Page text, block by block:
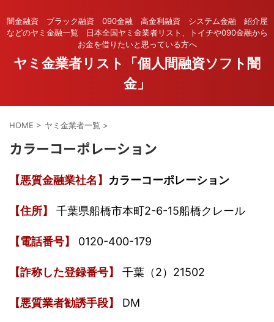
闇金融資 ブラック融資 090金融 高金利融資 システム金融 紹介屋
などのヤミ金融一覧 日本全国ヤミ金業者リスト、トイチや090金融から
お金を借りたいと思っている方へ
ヤミ金業者リスト「個人間融資ソフト闇
金」
HOME > ヤミ金業者一覧 >
カラーコーポレーション
【悪質金融業社名】 カラーコーポレーション
【住所】 千葉県船橋市本町2-6-15船橋クレール
【電話番号】 0120-400-179
【詐称した登録番号】 千葉（2）21502
【悪質業者勧誘手段】 DM